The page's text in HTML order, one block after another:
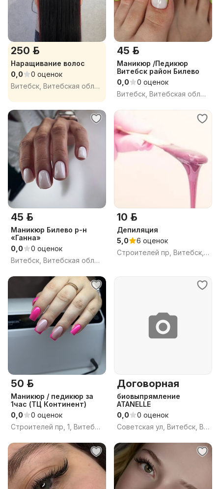
250 р.
Наращивание волос
0,0
0 оценок
Витебск, Витебская область
45 р.
Маникюр /Педикюр
Витебск район Билево
0,0
0 оценок
Витебск, Витебская область
45 р.
Маникюр Билево р-н
«Ганна»
0,0
0 оценок
Витебск, Витебская область
10 р.
Депиляция
5,0
6 оценок
Строителей пр, Витебск, Витебская область
50 р.
Маникюр / педикюр за
1час (ТЦ Континент)
0,0
0 оценок
Строителей пр, 1, Витебск, Витебская область
Договорная
биовыпрямление
ATANELLE
0,0
0 оценок
Советская ул, Витебск, Витебская область